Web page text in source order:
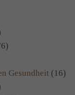
Gesundheit (16)